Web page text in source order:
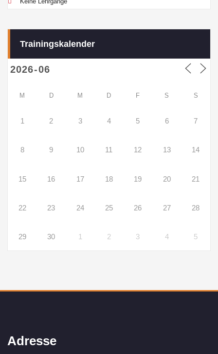
Trainingskalender
M D M D F S S
1 2 3 4 5 6 7
8 9 10 11 12 13 14
15 16 17 18 19 20 21
22 23 24 25 26 27 28
29 30 1 2 3 4 5
Adresse